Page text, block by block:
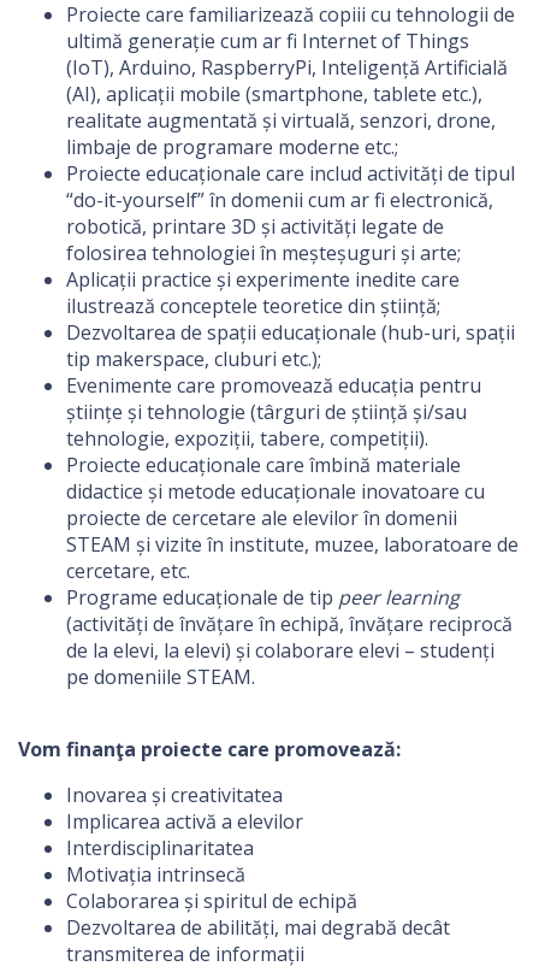
Proiecte care familiarizează copiii cu tehnologii de
ultimă generație cum ar fi Internet of Things
(IoT), Arduino, RaspberryPi, Inteligență Artificială
(AI), aplicații mobile (smartphone, tablete etc.),
realitate augmentată și virtuală, senzori, drone,
limbaje de programare moderne etc.;
Proiecte educaționale care includ activități de tipul
“do-it-yourself” în domenii cum ar fi electronică,
robotică, printare 3D și activități legate de
folosirea tehnologiei în meșteșuguri și arte;
Aplicații practice și experimente inedite care
ilustrează conceptele teoretice din știință;
Dezvoltarea de spații educaționale (hub-uri, spații
tip makerspace, cluburi etc.);
Evenimente care promovează educația pentru
științe și tehnologie (târguri de știință și/sau
tehnologie, expoziții, tabere, competiții).
Proiecte educaționale care îmbină materiale
didactice și metode educaționale inovatoare cu
proiecte de cercetare ale elevilor în domenii
STEAM și vizite în institute, muzee, laboratoare de
cercetare, etc.
Programe educaționale de tip peer learning
(activități de învățare în echipă, învățare reciprocă
de la elevi, la elevi) și colaborare elevi – studenți
pe domeniile STEAM.
Vom finanţa proiecte care promovează:
Inovarea și creativitatea
Implicarea activă a elevilor
Interdisciplinaritatea
Motivația intrinsecă
Colaborarea și spiritul de echipă
Dezvoltarea de abilități, mai degrabă decât
transmiterea de informații